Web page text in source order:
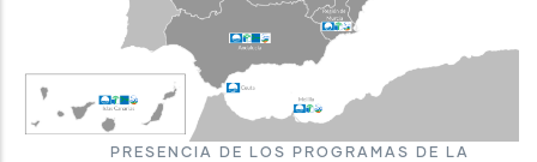
PRESENCIA DE LOS PROGRAMAS DE LA